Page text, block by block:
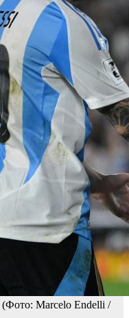
(Фото: Marcelo Endelli /